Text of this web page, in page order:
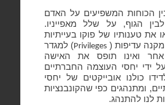
הכוחות המשפיעים על האדם
הגוף, על שלל מאפייניו.
את טענותיו של פוקו בעייתיות
מקנה עדיפות (Privileges) למגדר
ואינו תופס את האישה
ידי יחסי העוצמה החברתיים
כולנו אובייקטים של יחסי
ומתנהגים כפי שהקונבנציות
לנו להתנהג.